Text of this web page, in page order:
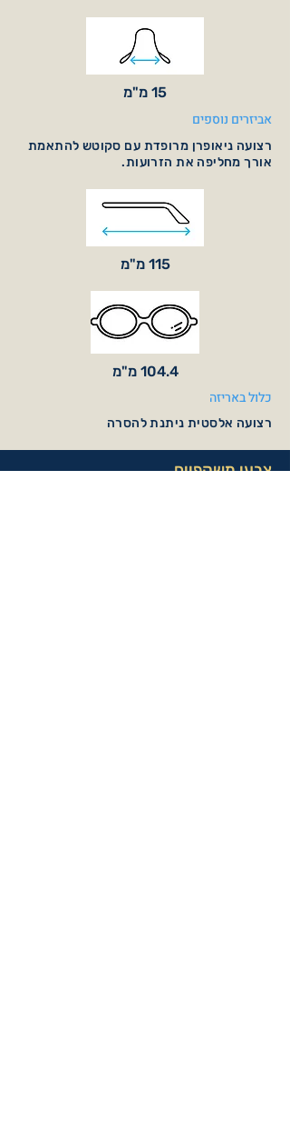
15 מ"מ
אביזרים נוספים
רצועה ניאופרן מרופדת עם סקוטש להתאמת
אורך מחליפה את הזרועות.
115 מ"מ
104.4 מ"מ
כלול באריזה
רצועה אלסטית ניתנת להסרה
צבעי משקפיים